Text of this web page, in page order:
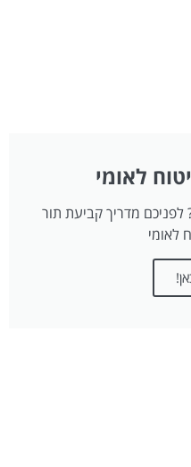
לאומי
לפניכם מדריך קביעת תור
לאומי